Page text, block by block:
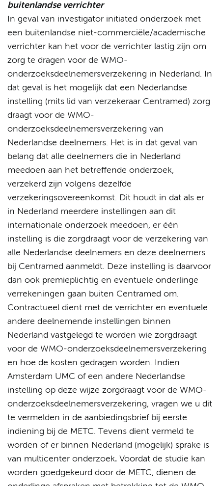
buitenlandse verrichter
In geval van investigator initiated onderzoek met
een buitenlandse niet-commerciële/academische
verrichter kan het voor de verrichter lastig zijn om
zorg te dragen voor de WMO-
onderzoeksdeelnemersverzekering in Nederland. In
dat geval is het mogelijk dat een Nederlandse
instelling (mits lid van verzekeraar Centramed) zorg
draagt voor de WMO-
onderzoeksdeelnemersverzekering van
Nederlandse deelnemers. Het is in dat geval van
belang dat alle deelnemers die in Nederland
meedoen aan het betreffende onderzoek,
verzekerd zijn volgens dezelfde
verzekeringsovereenkomst. Dit houdt in dat als er
in Nederland meerdere instellingen aan dit
internationale onderzoek meedoen, er één
instelling is die zorgdraagt voor de verzekering van
alle Nederlandse deelnemers en deze deelnemers
bij Centramed aanmeldt. Deze instelling is daarvoor
dan ook premieplichtig en eventuele onderlinge
verrekeningen gaan buiten Centramed om.
Contractueel dient met de verrichter en eventuele
andere deelnemende instellingen binnen
Nederland vastgelegd te worden wie zorgdraagt
voor de WMO-onderzoeksdeelnemersverzekering
en hoe de kosten gedragen worden. Indien
Amsterdam UMC of een andere Nederlandse
instelling op deze wijze zorgdraagt voor de WMO-
onderzoeksdeelnemersverzekering, vragen we u dit
te vermelden in de aanbiedingsbrief bij eerste
indiening bij de METC. Tevens dient vermeld te
worden of er binnen Nederland (mogelijk) sprake is
van multicenter onderzoek. Voordat de studie kan
worden goedgekeurd door de METC, dienen de